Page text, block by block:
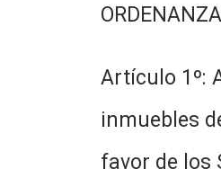
ORDENANZA
Artículo 1º:
inmuebles
favor de los